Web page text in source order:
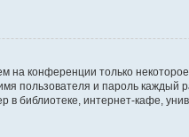
на конференции только
пользователя и пароль каждый
библиотеке, интернет-кафе,